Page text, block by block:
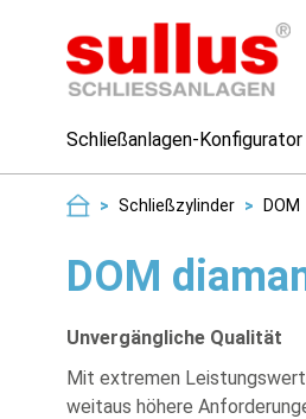
Schließanlagen-Konfigurator
> Schließzylinder > DOM
DOM
Unvergängliche Qualität
Mit extremen
weitaus höhere